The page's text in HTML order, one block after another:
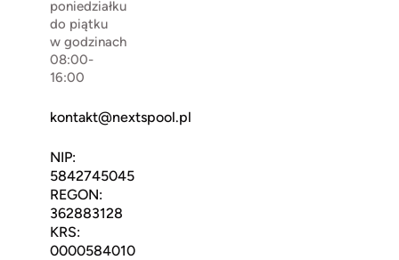
poniedziałku
do piątku
w godzinach
08:00-
16:00
kontakt@nextspool.pl
NIP:
5842745045
REGON:
362883128
KRS:
0000584010